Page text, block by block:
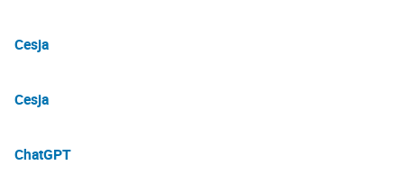
Cesja
Cesja
ChatGPT